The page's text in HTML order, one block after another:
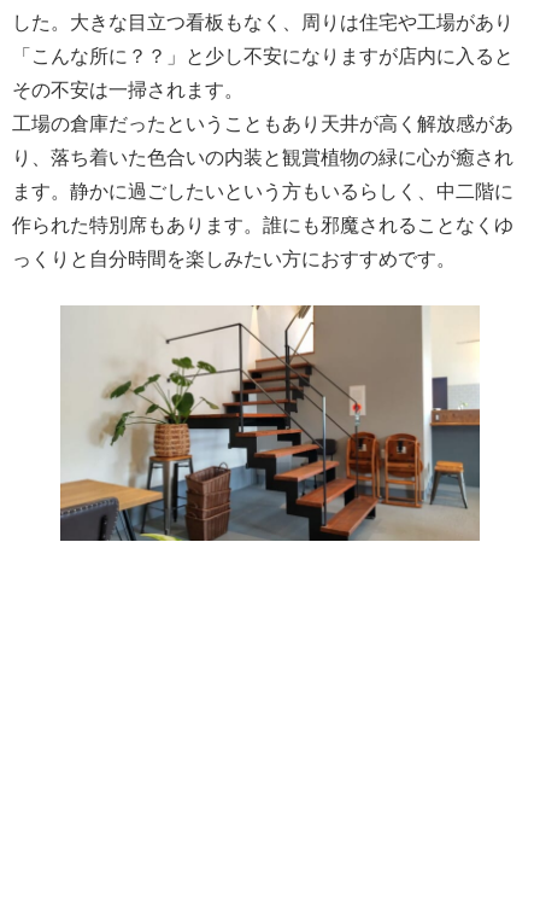
した。大きな目立つ看板もなく、周りは住宅や工場があり
「こんな所に？？」と少し不安になりますが店内に入ると
その不安は一掃されます。
工場の倉庫だったということもあり天井が高く解放感があ
り、落ち着いた色合いの内装と観賞植物の緑に心が癒され
ます。静かに過ごしたいという方もいるらしく、中二階に
作られた特別席もあります。誰にも邪魔されることなくゆ
っくりと自分時間を楽しみたい方におすすめです。